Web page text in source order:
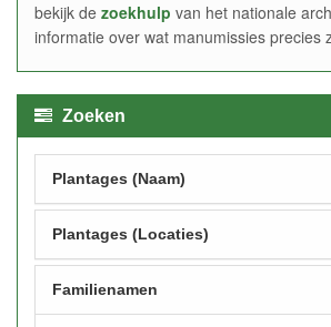
bekijk de zoekhulp van het nationale
informatie over wat manumissies precies
Zoeken
Plantages (Naam)
Plantages (Locaties)
Familienamen